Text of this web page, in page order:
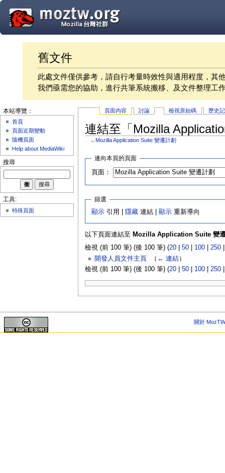
舊文件
此處文件僅供參考，請自行考量時效性與適用程度，其
我們亟需您的協助，進行共筆系統搬移、及文件整理工
頁面內容 討論 檢視原始碼 歷史
連結至「Mozilla
← Mozilla Application Suite 變遷計劃
連向本頁的頁面
頁面：
篩選
顯示 引用 | 隱藏 連結 |顯示 重新導向
以下頁面連結至 Mozilla Application Suite 變
檢視 (前 100 筆) (後 100 筆) (20| 50| 100| 250
開發人員文件主頁
（ ← 連結）
檢視 (前 100 筆) (後 100 筆) (20| 50| 100| 250
本站導覽：
首頁
頁面近期變動
隨機頁面
Help about MediaWiki
搜尋
工具:
特殊頁面
關於